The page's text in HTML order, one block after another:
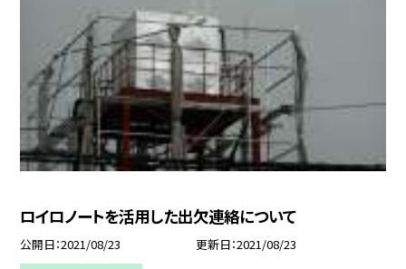
ロイロノートを活用した出欠連絡について
公開日 2021/08/23 更新日 2021/08/23